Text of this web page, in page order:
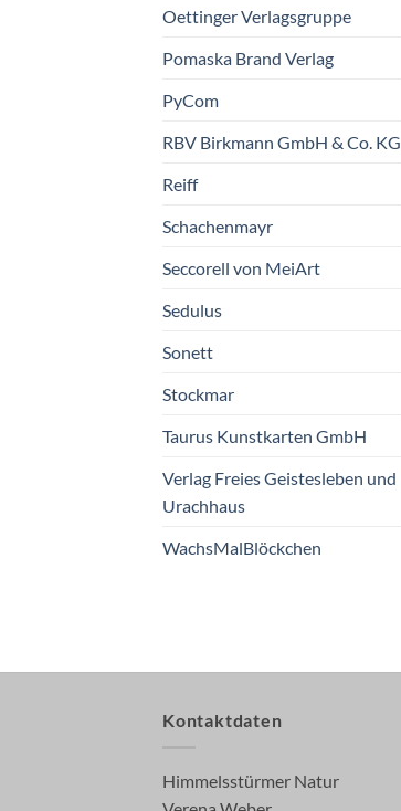
Oettinger Verlagsgruppe
Pomaska Brand Verlag
PyCom
RBV Birkmann GmbH & Co. KG
Reiff
Schachenmayr
Seccorell von MeiArt
Sedulus
Sonett
Stockmar
Taurus Kunstkarten GmbH
Verlag Freies Geistesleben und
Urachhaus
WachsMalBlöckchen
Kontaktdaten
Himmelsstürmer Natur